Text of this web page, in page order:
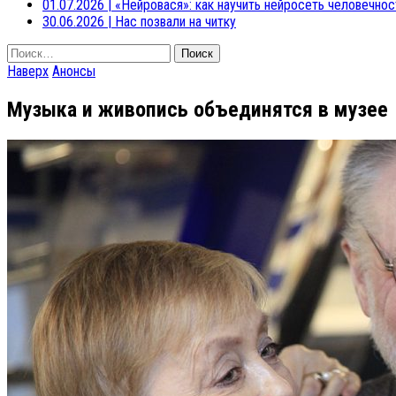
01.07.2026
«Нейровася»: как научить нейросеть
30.06.2026 | Нас позвали на читку
Найти:
Наверх Анонсы
Музыка и живопись объединятся в музее